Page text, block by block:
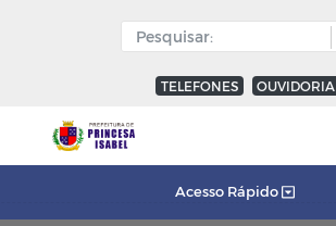
TELEFONES OUVIDORIA
Acesso Rápido